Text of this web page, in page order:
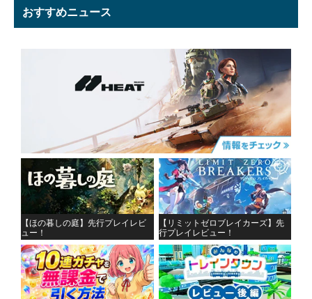
おすすめニュース
【ほの暮しの庭】先行プレイレビ
ュー！
【リミットゼロブレイカーズ】先
行プレイレビュー！